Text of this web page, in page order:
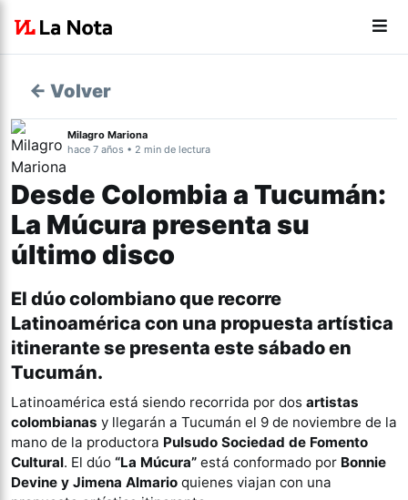
← Volver
Milagro Mariona
hace 7 años • 2 min de lectura
Desde Colombia a Tucumán:
La Múcura presenta su
último disco
El dúo colombiano que recorre
Latinoamérica con una propuesta artística
itinerante se presenta este sábado en
Tucumán.
Latinoamérica está siendo recorrida por dos artistas
colombianas y llegarán a Tucumán el 9 de noviembre de la
mano de la productora Pulsudo Sociedad de Fomento
Cultural. El dúo “La Múcura” está conformado por Bonnie
Devine y Jimena Almario quienes viajan con una